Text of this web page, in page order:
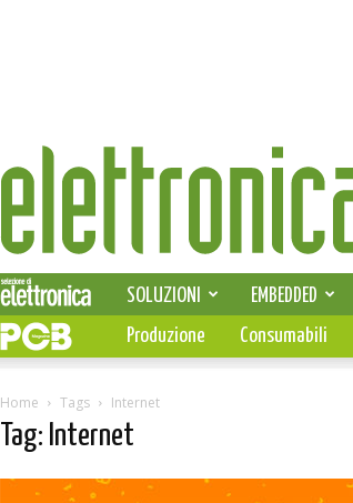
Elettronica
News
SOLUZIONI EMBEDDED
Produzione Consumabili
Home Tags Internet
Tag: Internet